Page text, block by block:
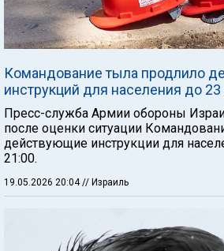
Командование тыла продлило
инструкций для населения до
Пресс-служба Армии обороны
после оценки ситуации
действующие инструкции для
21:00.
19.05.2026 20:04 // Израиль